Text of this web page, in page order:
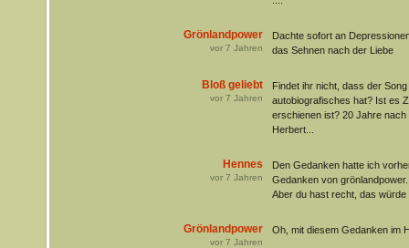
Grönlandpower
vor 7 Jahren
Dachte sofort an
das Sehnen nach der Liebe
Bloß geliebt
vor 7 Jahren
Findet ihr nicht, dass der
autobiografisches hat? Ist es
erschienen ist? 20 Jahre
Herbert...
Hennes
vor 7 Jahren
Den Gedanken hatte ich
Gedanken von grönlandpower.
Aber du hast recht, das
Grönlandpower
vor 7 Jahren
Oh, mit diesem Gedanken im